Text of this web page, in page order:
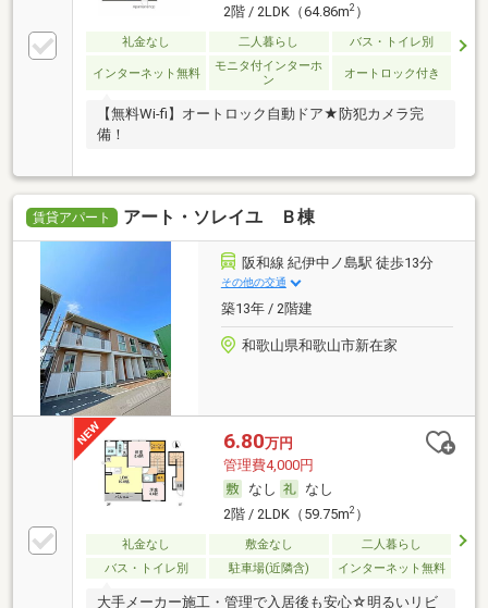
2階 / 2LDK（64.86m2）
礼金なし 二人暮らし バス・トイレ別
インターネット無料
モニタ付インターホ
ン
オートロック付き
【無料Wi-fi】オートロック自動ドア★防犯カメラ完
備！
賃貸アパート アート・ソレイユ Ｂ棟
阪和線 紀伊中ノ島駅 徒歩13分
その他の交通
築13年 / 2階建
和歌山県和歌山市新在家
6.80万円
管理費4,000円
なし
なし
2階 / 2LDK（59.75m2）
礼金なし 敷金なし
二人暮らし
バス・トイレ別
駐車場(近隣含) インターネット無料
大手メーカー施工・管理で入居後も安心☆明るいリビ